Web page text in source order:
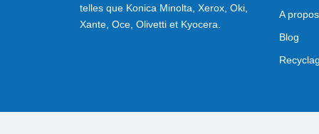
telles que Konica Minolta, Xerox, Oki,
Xante, Oce, Olivetti et Kyocera.
A
Blog